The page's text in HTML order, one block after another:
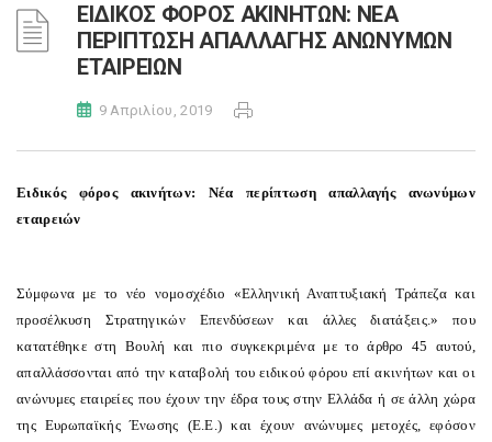
ΕΙΔΙΚΟΣ ΦΟΡΟΣ ΑΚΙΝΗΤΩΝ: ΝΕΑ
ΠΕΡΙΠΤΩΣΗ ΑΠΑΛΛΑΓΗΣ ΑΝΩΝΥΜΩΝ
ΕΤΑΙΡΕΙΩΝ
9 Απριλίου, 2019
Ειδικός φόρος ακινήτων: Νέα περίπτωση απαλλαγής ανωνύμων
εταιρειών
Σύμφωνα με το νέο νομοσχέδιο «Ελληνική Αναπτυξιακή Τράπεζα και
προσέλκυση Στρατηγικών Επενδύσεων και άλλες διατάξεις.» που
κατατέθηκε στη Βουλή και πιο συγκεκριμένα με το άρθρο 45 αυτού,
απαλλάσσονται από την καταβολή του ειδικού φόρου επί ακινήτων και οι
ανώνυμες εταιρείες που έχουν την έδρα τους στην Ελλάδα ή σε άλλη χώρα
της Ευρωπαϊκής Ένωσης (Ε.Ε.) και έχουν ανώνυμες μετοχές, εφόσον